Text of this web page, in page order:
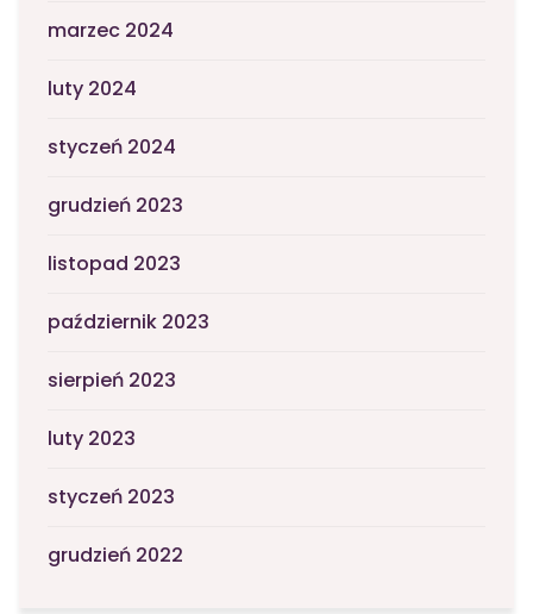
marzec 2024
luty 2024
styczeń 2024
grudzień 2023
listopad 2023
październik 2023
sierpień 2023
luty 2023
styczeń 2023
grudzień 2022